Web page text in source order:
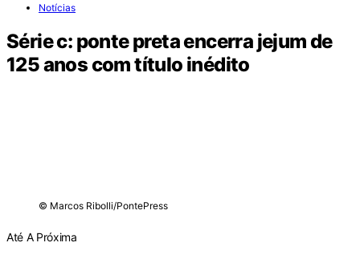
Notícias
Série c: ponte preta encerra jejum de
125 anos com título inédito
© Marcos Ribolli/PontePress
Até A Próxima